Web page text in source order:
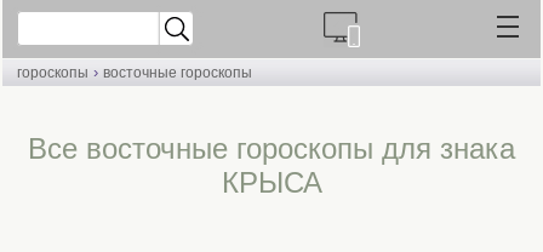
гороскопы › восточные гороскопы
Все восточные гороскопы для знака
КРЫСА